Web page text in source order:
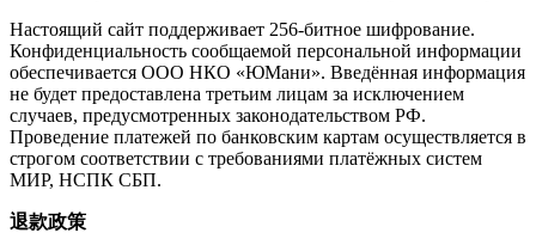
Настоящий сайт поддерживает 256-битное шифрование.
Конфиденциальность сообщаемой персональной информации
обеспечивается ООО НКО «ЮМани». Введённая информация
не будет предоставлена третьим лицам за исключением
случаев, предусмотренных законодательством РФ.
Проведение платежей по банковским картам осуществляется в
строгом соответствии с требованиями платёжных систем
МИР, НСПК СБП.
退款政策